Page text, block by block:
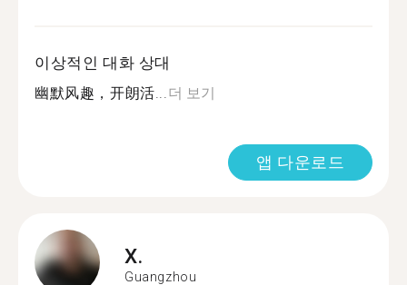
이상적인 대화 상대
幽默风趣，开朗活...더 보기
앱 다운로드
X.
Guangzhou